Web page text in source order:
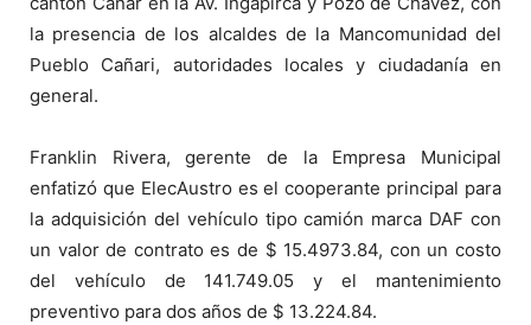
la presencia de los alcaldes de la Mancomunidad del
Pueblo Cañari, autoridades locales y ciudadanía en
general.
Franklin Rivera, gerente de la Empresa Municipal
enfatizó que ElecAustro es el cooperante principal para
la adquisición del vehículo tipo camión marca DAF con
un valor de contrato es de $ 15.4973.84, con un costo
del vehículo de 141.749.05 y el mantenimiento
preventivo para dos años de $ 13.224.84.